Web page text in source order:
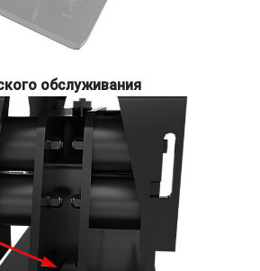
обслуживания